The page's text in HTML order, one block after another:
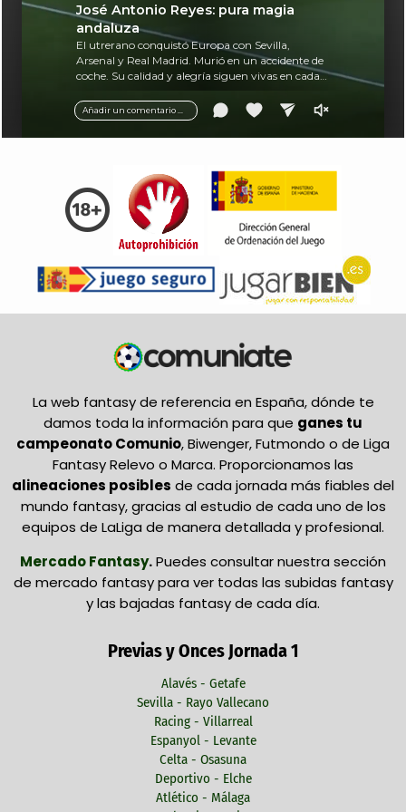
Añadir un comentario ...
José Antonio Reyes: pura magia
andaluza
El utrerano conquistó Europa con Sevilla,
Arsenal y Real Madrid. Murió en un accidente de
coche. Su calidad y alegría siguen vivas en cada
La web fantasy de referencia en España, dónde te
damos toda la información para que ganes tu
campeonato Comunio, Biwenger, Futmondo o de Liga
Fantasy Relevo o Marca. Proporcionamos las
alineaciones posibles de cada jornada más fiables del
mundo fantasy, gracias al estudio de cada uno de los
equipos de LaLiga de manera detallada y profesional.
Mercado Fantasy.Puedes consultar nuestra sección
de mercado fantasy para ver todas las subidas fantasy
y las bajadas fantasy de cada día.
Previas y Onces Jornada 1
Alavés - Getafe
Sevilla - Rayo Vallecano
Racing - Villarreal
Espanyol - Levante
Celta - Osasuna
Deportivo - Elche
Atlético - Málaga